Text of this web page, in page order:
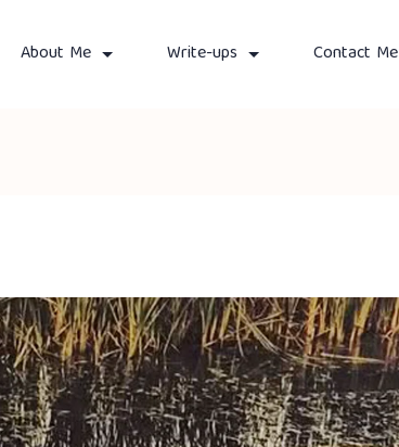
About Me Write-ups Contact Me